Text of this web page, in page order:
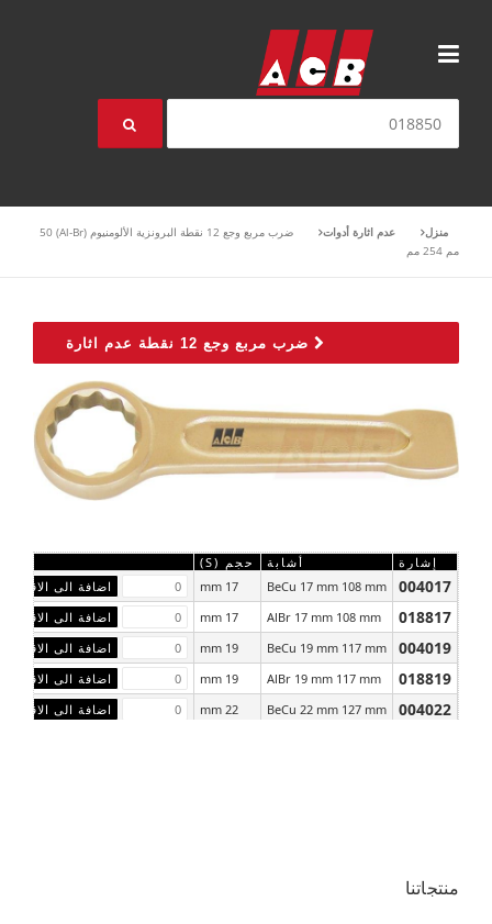
منزل عدم اثارة أدوات
ضرب مربع وجع 12 نقطة البرونزية الألومنيوم (Al-Br) 50
مم 254 مم
ضرب مربع وجع 12 نقطة عدم اثارة
إشارة أشابة حجم (S)
004017
BeCu 17 mm 108 mm
17 mm
018817
AlBr 17 mm 108 mm
17 mm
004019
BeCu 19 mm 117 mm
19 mm
018819
AlBr 19 mm 117 mm
19 mm
004022
BeCu 22 mm 127 mm
22 mm
منتجاتنا